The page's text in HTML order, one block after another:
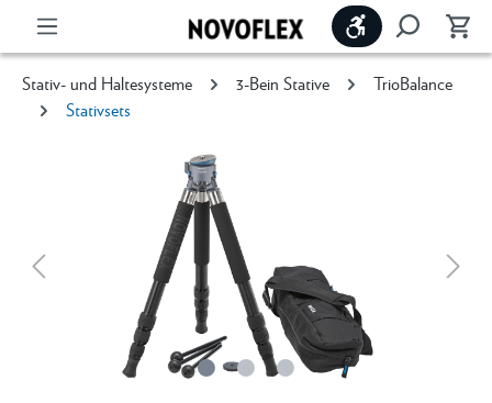
Werkzeugleiste
Stativ- und Haltesysteme 3-Bein Stative
TrioBalance
Stativsets